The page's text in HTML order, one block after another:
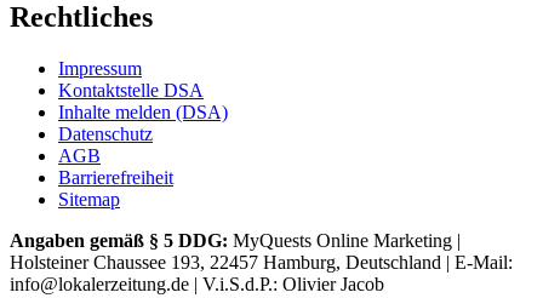
Rechtliches
Impressum
Kontaktstelle DSA
Inhalte melden (DSA)
Datenschutz
AGB
Barrierefreiheit
Sitemap
Angaben gemäß § 5 DDG: MyQuests Online Marketing |
Holsteiner Chaussee 193, 22457 Hamburg, Deutschland | E-Mail:
info@lokalerzeitung.de | V.i.S.d.P.: Olivier Jacob